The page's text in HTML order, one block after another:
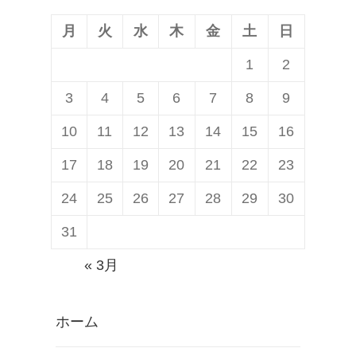
月 火 水 木 金 土 日
1 2
3 4 5 6 7 8 9
10 11 12 13 14 15 16
17 18 19 20 21 22 23
24 25 26 27 28 29 30
31
« 3月
ホーム